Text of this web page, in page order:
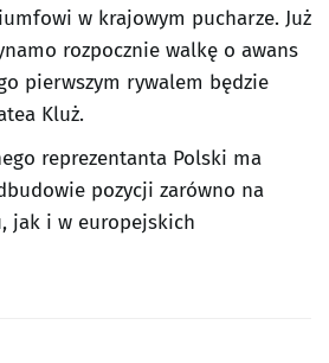
w krajowym pucharze. Już
rozpocznie walkę o awans
pierwszym rywalem będzie
Kluż.
reprezentanta Polski ma
pozycji zarówno na
jak i w europejskich